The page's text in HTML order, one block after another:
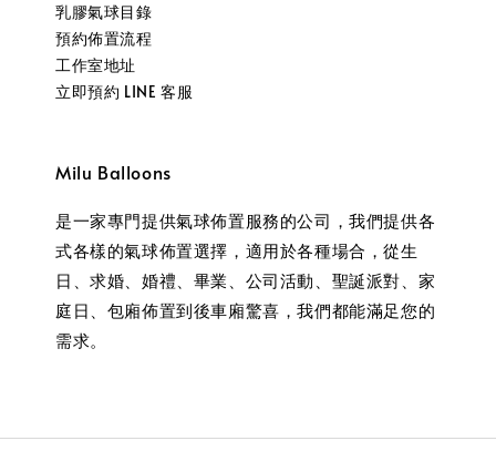
乳膠氣球目錄
預約佈置流程
工作室地址
立即預約 LINE 客服
Milu Balloons
是一家專門提供氣球佈置服務的公司，我們提供各
式各樣的氣球佈置選擇，適用於各種場合，從生
日、求婚、婚禮、畢業、公司活動、聖誕派對、家
庭日、包廂佈置到後車廂驚喜，我們都能滿足您的
需求。